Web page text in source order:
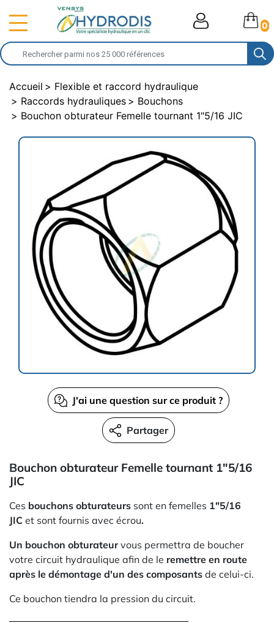
0
Accueil
Flexible et raccord hydraulique
Raccords hydrauliques
Bouchons
Bouchon obturateur Femelle tournant 1"5/16 JIC
J'ai une question sur ce produit ?
Partager
Bouchon obturateur Femelle tournant 1"5/16
JIC
Ces bouchons obturateurs sont en femelles 1"5/16
JIC et sont fournis avec écrou.
Un bouchon obturateurvous permettra de boucher
votre circuit hydraulique afin de le remettre en route
après le démontage d'un des composants de celui-ci.
Ce bouchon tiendra la pression du circuit.